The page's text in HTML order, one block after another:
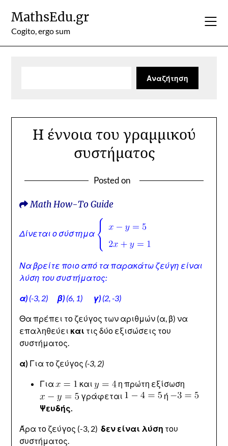
content
MathsEdu.gr
Cogito, ergo sum
Αναζήτηση
Η έννοια του γραμμικού
συστήματος
Posted on
Math How-To Guide
Δίνεται ο σύστημα
Να βρείτε ποιο από τα παρακάτω ζεύγη είναι
λύση του συστήματος:
α) (-3, 2) β) (6, 1) γ) (2, -3)
Θα πρέπει το ζεύγος των αριθμών (α, β) να
επαληθεύει και τις δύο εξισώσεις του
συστήματος.
α) Για το ζεύγος (-3, 2)
Για και
η πρώτη εξίσωση
γράφεται
ή
Ψευδής.
Άρα το ζεύγος (-3, 2) δεν είναι λύση του
συστήματος.